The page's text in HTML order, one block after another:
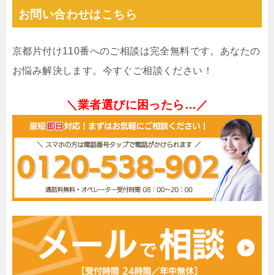
お問い合わせはこちら
京都片付け110番へのご相談は完全無料です。あなたの
お悩み解決します。今すぐご相談ください！
＼業者選びに困ったら…／